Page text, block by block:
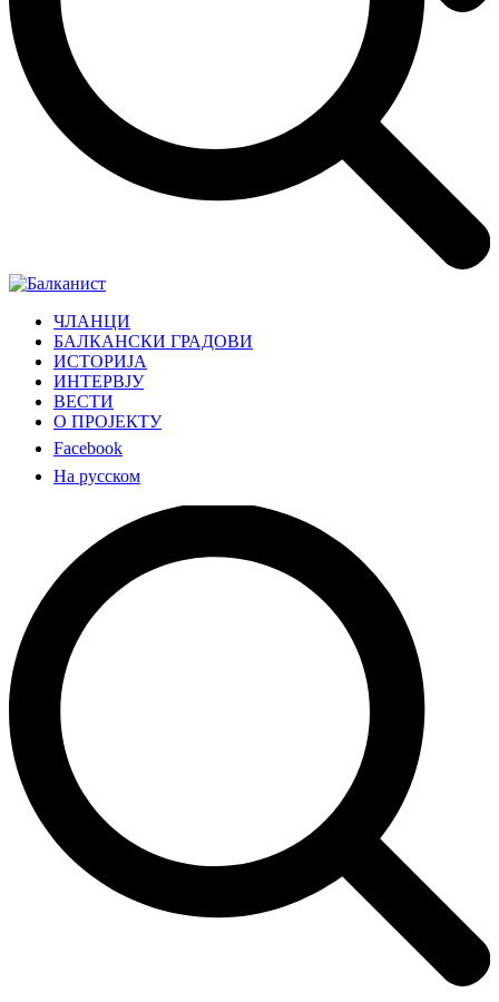
ЧЛАНЦИ
БАЛКАНСКИ ГРАДОВИ
ИСТОРИЈА
ИНТЕРВЈУ
ВЕСТИ
О ПРОЈЕКТУ
Facebook
На русском